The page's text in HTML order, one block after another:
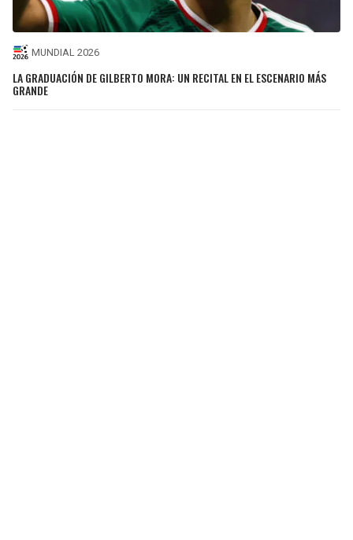
MUNDIAL 2026
LA GRADUACIÓN DE GILBERTO MORA: UN RECITAL EN EL ESCENARIO MÁS
GRANDE